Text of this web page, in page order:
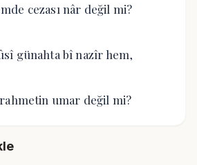
cezası nâr değil mi?
günahta bî nazîr hem,
umar değil mi?